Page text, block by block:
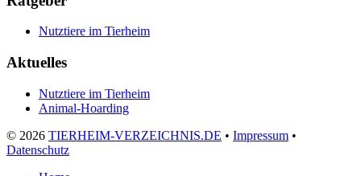
Nutztiere im Tierheim
Aktuelles
Nutztiere im Tierheim
Animal-Hoarding
© 2026 TIERHEIM-VERZEICHNIS.DE • Impressum •
Datenschutz